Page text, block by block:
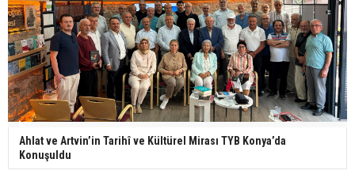
Ahlat ve Artvin’in Tarihî ve Kültürel Mirası TYB Konya’da
Konuşuldu